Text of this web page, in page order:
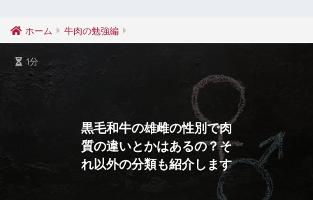
ホーム 牛肉の勉強編
黒毛和牛の雄雌の性別で肉
質の違いとかはあるの？そ
れ以外の分類も紹介します
1分